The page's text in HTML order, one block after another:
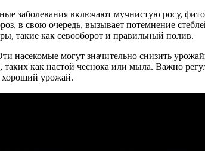
заболевания включают мучнистую росу,
в свою очередь, вызывает потемнение
такие как севооборот и правильный полив.
насекомые могут значительно снизить
как настой чеснока или мыла. Важно
хороший урожай.